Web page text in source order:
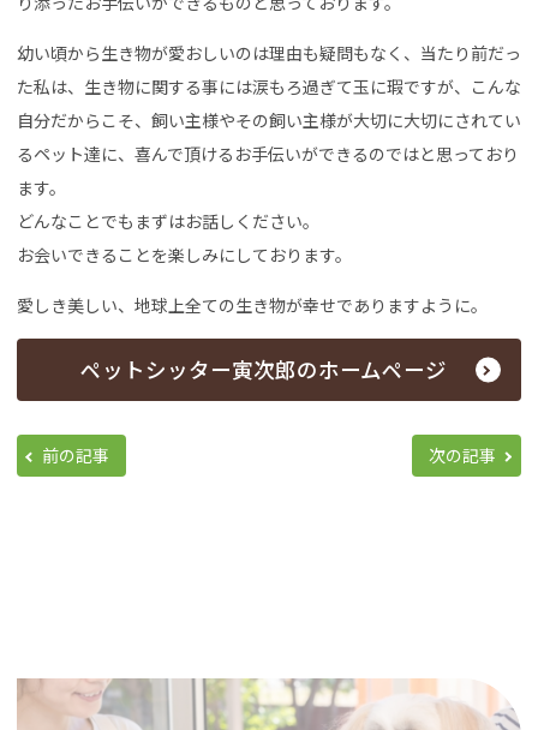
幼い頃から生き物が愛おしいのは理由も疑問もなく、当たり前だっ
た私は、生き物に関する事には涙もろ過ぎて玉に瑕ですが、こんな
自分だからこそ、飼い主様やその飼い主様が大切に大切にされてい
るペット達に、喜んで頂けるお手伝いができるのではと思っており
ます。
どんなことでもまずはお話しください。
お会いできることを楽しみにしております。
愛しき美しい、地球上全ての生き物が幸せでありますように。
ペットシッター寅次郎のホームページ
前の記事 次の記事